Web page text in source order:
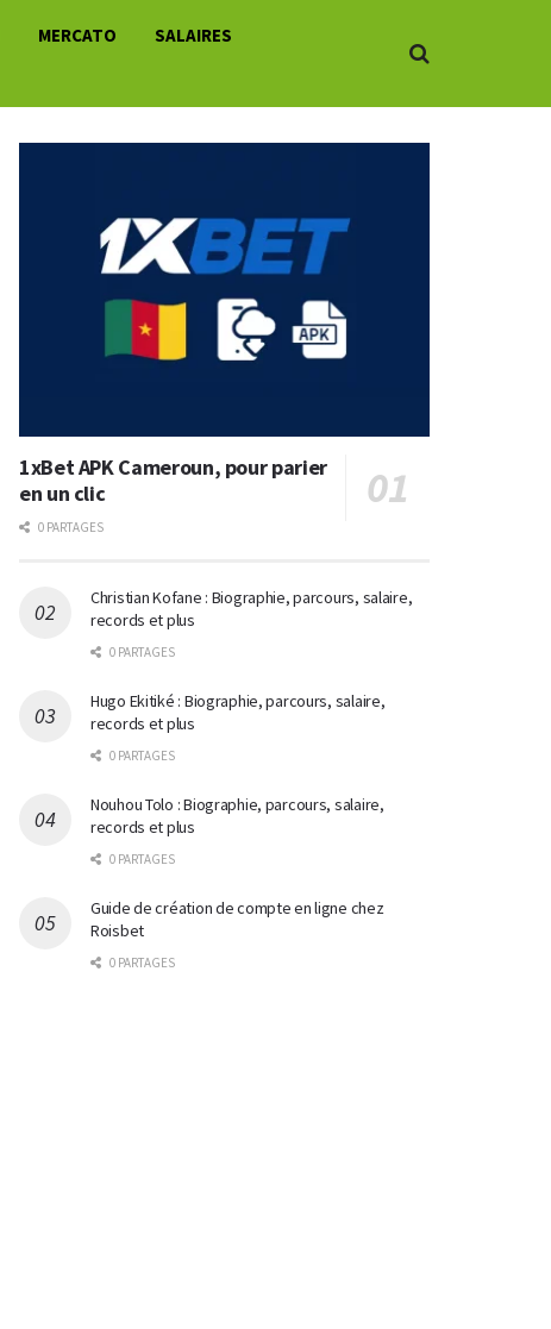
MERCATO
SALAIRES
1xBet APK Cameroun, pour parier
en un clic
0 PARTAGES
Christian Kofane : Biographie, parcours, salaire,
records et plus
0 PARTAGES
Hugo Ekitiké : Biographie, parcours, salaire,
records et plus
0 PARTAGES
Nouhou Tolo : Biographie, parcours, salaire,
records et plus
0 PARTAGES
Guide de création de compte en ligne chez
Roisbet
0 PARTAGES